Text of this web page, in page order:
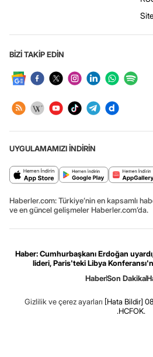
BİZİ TAKİP EDİN
UYGULAMAMIZI İNDİRİN
Haberler.com: Türkiye’nin en kapsamlı
ve en güncel gelişmeler Haberler.com’da.
Haber: Cumhurbaşkanı Erdoğan
lideri, Paris'teki Libya
HaberSon Dakika
Gizlilik ve çerez ayarları [Hata Bildir]
.HCFOK.